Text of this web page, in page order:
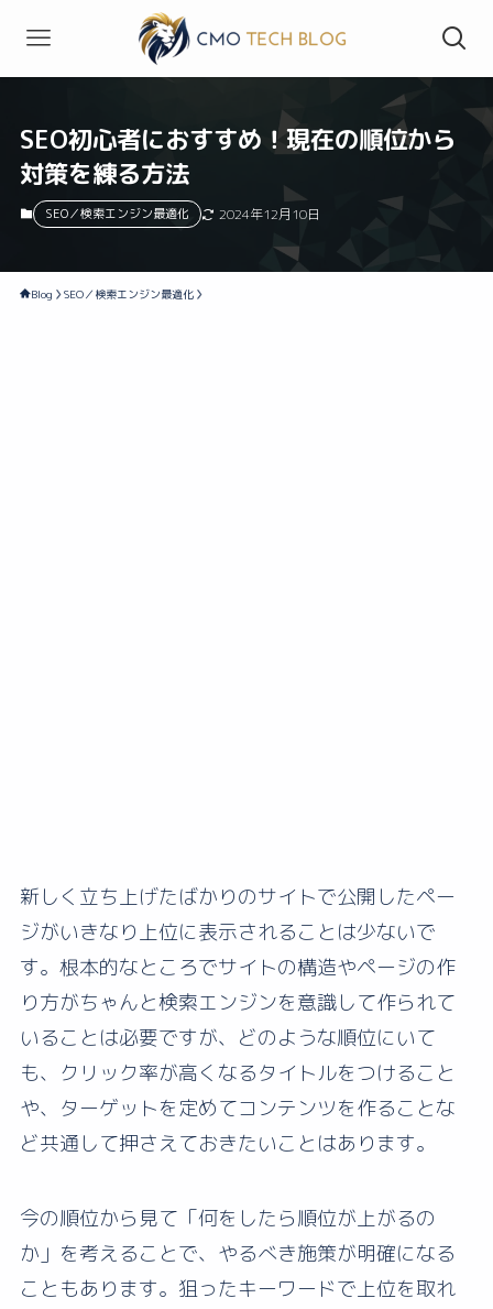
SEO初心者におすすめ！現在の順位から
対策を練る方法
SEO／検索エンジン最適化 2024年12月10日
Blog SEO／検索エンジン最適化
新しく立ち上げたばかりのサイトで公開したペー
ジがいきなり上位に表示されることは少ないで
す。根本的なところでサイトの構造やページの作
り方がちゃんと検索エンジンを意識して作られて
いることは必要ですが、どのような順位にいて
も、クリック率が高くなるタイトルをつけること
や、ターゲットを定めてコンテンツを作ることな
ど共通して押さえておきたいことはあります。
今の順位から見て「何をしたら順位が上がるの
か」を考えることで、やるべき施策が明確になる
こともあります。狙ったキーワードで上位を取れ